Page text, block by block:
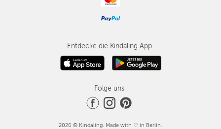
Entdecke die Kindaling App
Folge uns
2026 © Kindaling. Made with ♡ in Berlin.